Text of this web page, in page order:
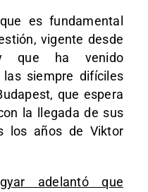
es fundamental
vigente desde
que ha venido
siempre difíciles
que espera
la llegada de sus
los años de Viktor
adelantó que